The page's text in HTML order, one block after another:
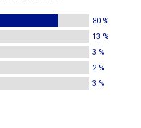
80 %
13 %
3 %
2 %
3 %